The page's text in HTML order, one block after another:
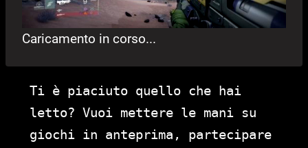
Caricamento in corso...
Ti è piaciuto quello che hai
letto? Vuoi mettere le mani su
giochi in anteprima, partecipare